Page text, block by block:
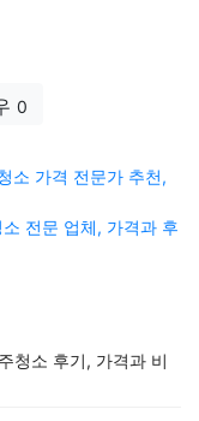
0
소 가격 전문가 추천,
전문 업체, 가격과 후
청소 후기, 가격과 비